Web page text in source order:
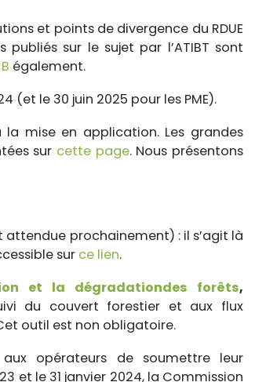
et points de divergence du RDUE
publiés sur le sujet par l’ATIBT sont
également.
(et le 30 juin 2025 pour les PME).
mise en application. Les grandes
sur cette page. Nous présentons
attendue prochainement) : il s’agit là
sur ce lien.
et la dégradationdes forêts,
du couvert forestier et aux flux
outil est non obligatoire.
opérateurs de soumettre leur
et le 31 janvier 2024, la Commission